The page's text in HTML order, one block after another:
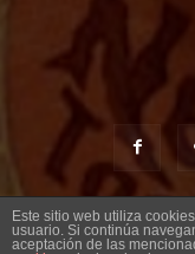
Este sitio web utiliza
usuario. Si continúa
aceptación de las